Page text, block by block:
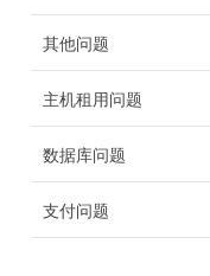
其他问题
主机租用问题
数据库问题
支付问题